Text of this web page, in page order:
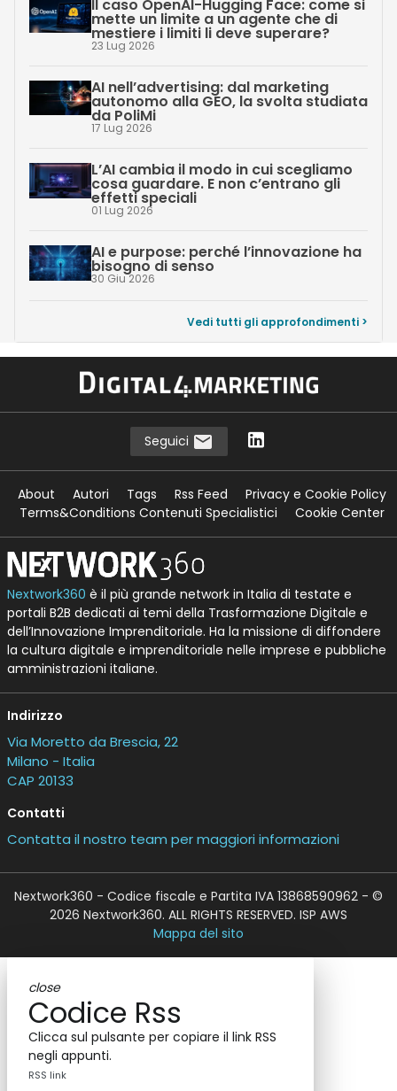
Il caso OpenAI-Hugging Face: come si
mette un limite a un agente che di
mestiere i limiti li deve superare?
23 Lug 2026
AI nell’advertising: dal marketing
autonomo alla GEO, la svolta studiata
da PoliMi
17 Lug 2026
L’AI cambia il modo in cui scegliamo
cosa guardare. E non c’entrano gli
effetti speciali
01 Lug 2026
AI e purpose: perché l’innovazione ha
bisogno di senso
30 Giu 2026
Vedi tutti gli approfondimenti >
Seguici
About Autori Tags Rss Feed
Privacy e Cookie Policy
Terms&Conditions Contenuti Specialistici
Cookie Center
Nextwork360 è il più grande network in Italia di testate e
portali B2B dedicati ai temi della Trasformazione Digitale e
dell’Innovazione Imprenditoriale. Ha la missione di diffondere
la cultura digitale e imprenditoriale nelle imprese e pubbliche
amministrazioni italiane.
Indirizzo
Via Moretto da Brescia, 22
Milano - Italia
CAP 20133
Contatti
Contatta il nostro team per maggiori informazioni
Nextwork360 - Codice fiscale e Partita IVA 13868590962 - ©
2026 Nextwork360. ALL RIGHTS RESERVED. ISP AWS
Mappa del sito
close
Codice Rss
Clicca sul pulsante per copiare il link RSS
negli appunti.
RSS link